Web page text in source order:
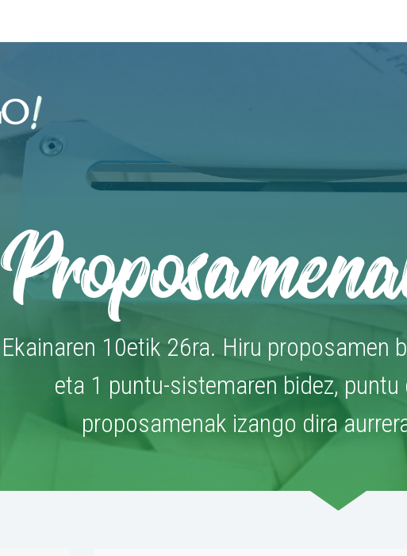
Ekainaren 10etik 26ra. Hiru proposamen
eta 1 puntu-sistemaren bidez,
proposamenak izango dira